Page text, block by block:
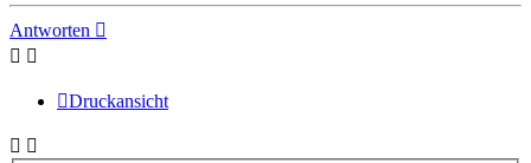
Antworten
Druckansicht